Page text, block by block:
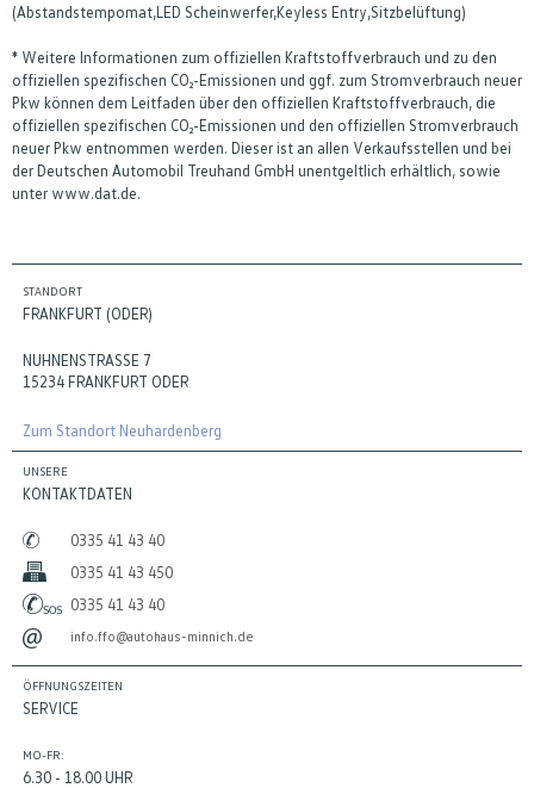
(Abstandstempomat,LED Scheinwerfer,Keyless Entry,Sitzbelüftung)
* Weitere Informationen zum offiziellen Kraftstoffverbrauch und zu den
offiziellen spezifischen CO₂-Emissionen und ggf. zum Stromverbrauch neuer
Pkw können dem Leitfaden über den offiziellen Kraftstoffverbrauch, die
offiziellen spezifischen CO₂-Emissionen und den offiziellen Stromverbrauch
neuer Pkw entnommen werden. Dieser ist an allen Verkaufsstellen und bei
der Deutschen Automobil Treuhand GmbH unentgeltlich erhältlich, sowie
unter www.dat.de.
STANDORT
FRANKFURT (ODER)
NUHNENSTRASSE 7
15234 FRANKFURT ODER
Zum Standort Neuhardenberg
UNSERE
KONTAKTDATEN
0335 41 43 40
0335 41 43 450
0335 41 43 40
info.ffo@autohaus-minnich.de
ÖFFNUNGSZEITEN
SERVICE
MO-FR:
6.30 - 18.00 UHR